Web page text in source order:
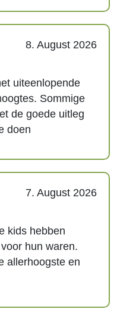
8. August 2026
uiteenlopende
Sommige
de goede uitleg
doen
7. August 2026
kids hebben
hun waren.
allerhoogste en